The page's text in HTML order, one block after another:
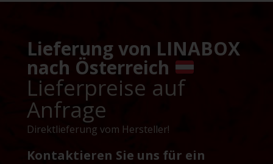
Lieferung von LINABOX
nach Österreich
Lieferpreise auf
Anfrage
Direktlieferung vom Hersteller!
Kontaktieren Sie uns für ein